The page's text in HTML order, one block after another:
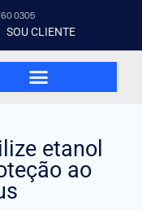
0305
SOU CLIENTE
etanol
ao